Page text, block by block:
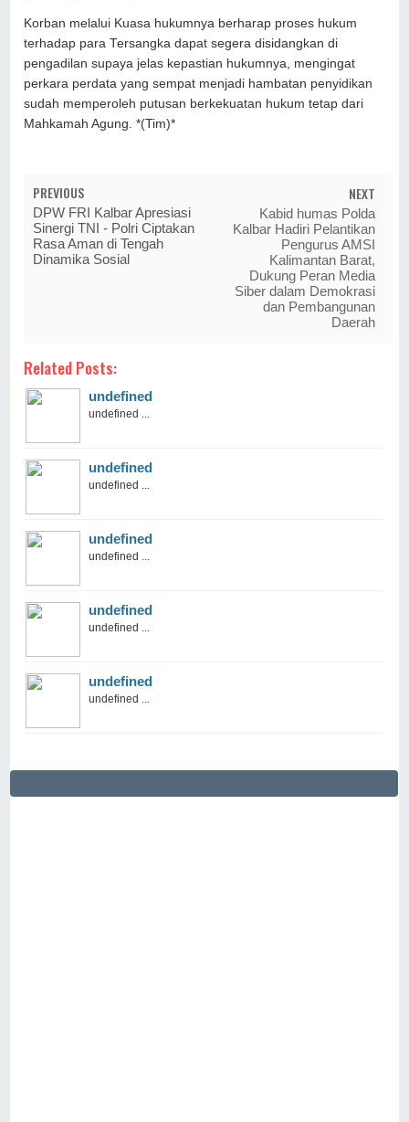
Korban melalui Kuasa hukumnya berharap proses hukum
terhadap para Tersangka dapat segera disidangkan di
pengadilan supaya jelas kepastian hukumnya, mengingat
perkara perdata yang sempat menjadi hambatan penyidikan
sudah memperoleh putusan berkekuatan hukum tetap dari
Mahkamah Agung. *(Tim)*
PREVIOUS
DPW FRI Kalbar Apresiasi
Sinergi TNI - Polri Ciptakan
Rasa Aman di Tengah
Dinamika Sosial
NEXT
Kabid humas Polda
Kalbar Hadiri Pelantikan
Pengurus AMSI
Kalimantan Barat,
Dukung Peran Media
Siber dalam Demokrasi
dan Pembangunan
Daerah
Related Posts:
undefined
undefined ...
undefined
undefined ...
undefined
undefined ...
undefined
undefined ...
undefined
undefined ...